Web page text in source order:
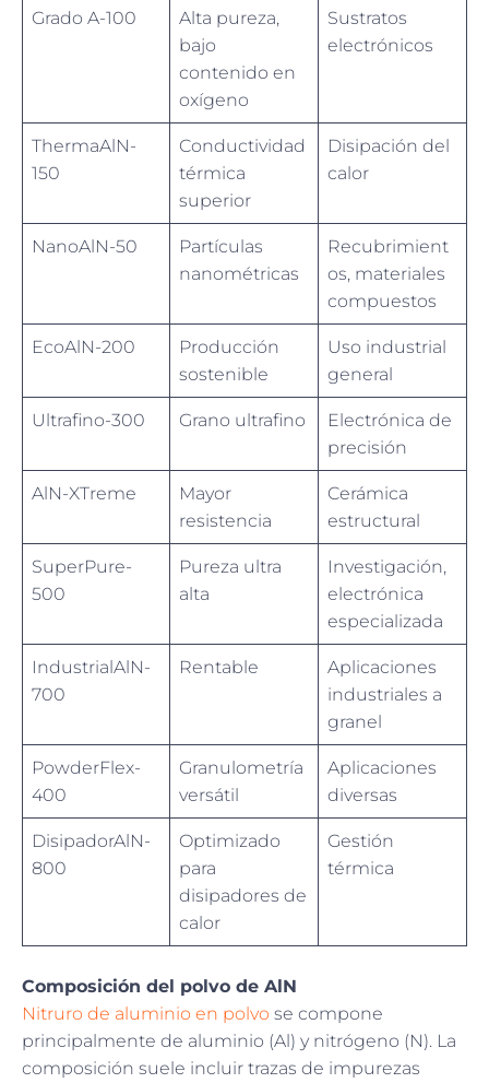
Grado A-100
Alta pureza,
bajo
contenido en
oxígeno
Sustratos
electrónicos
ThermaAlN-
150
Conductividad
térmica
superior
Disipación del
calor
NanoAlN-50
Partículas
nanométricas
Recubrimient
os, materiales
compuestos
EcoAlN-200
Producción
sostenible
Uso industrial
general
Ultrafino-300 Grano ultrafino
Electrónica de
precisión
AlN-XTreme
Mayor
resistencia
Cerámica
estructural
SuperPure-
500
Pureza ultra
alta
Investigación,
electrónica
especializada
IndustrialAlN-
700
Rentable
Aplicaciones
industriales a
granel
PowderFlex-
400
Granulometría
versátil
Aplicaciones
diversas
DisipadorAlN-
800
Optimizado
para
disipadores de
calor
Gestión
térmica
Composición del polvo de AlN
Nitruro de aluminio en polvo se compone
principalmente de aluminio (Al) y nitrógeno (N). La
composición suele incluir trazas de impurezas